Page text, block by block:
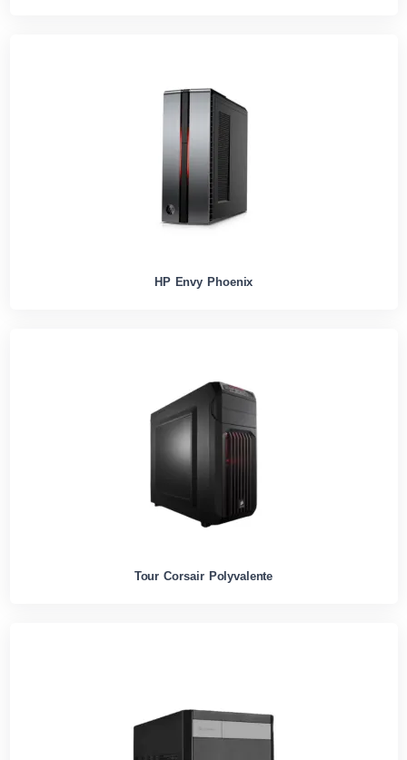
HP Envy Phoenix
Tour Corsair Polyvalente